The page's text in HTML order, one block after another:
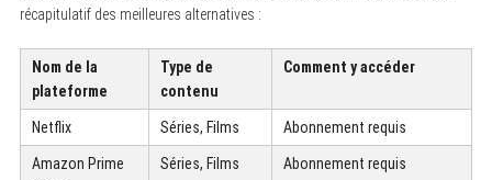
récapitulatif des meilleures alternatives :
Nom de la
plateforme
Type de
contenu
Comment y accéder
Netflix Séries, Films Abonnement requis
Amazon Prime
Séries, Films Abonnement requis